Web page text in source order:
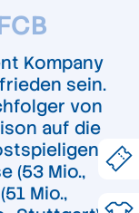
Kompany
sein.
von
auf die
(53 Mio.,
Mio.,